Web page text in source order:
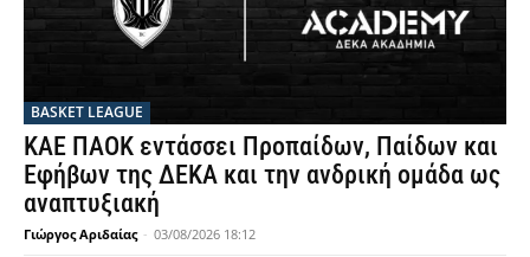
BASKET LEAGUE
ΚΑΕ ΠΑΟΚ εντάσσει Προπαίδων, Παίδων και
Εφήβων της ΔΕΚΑ και την ανδρική ομάδα ως
αναπτυξιακή
Γιώργος Αριδαίας - 03/08/2026 18:12